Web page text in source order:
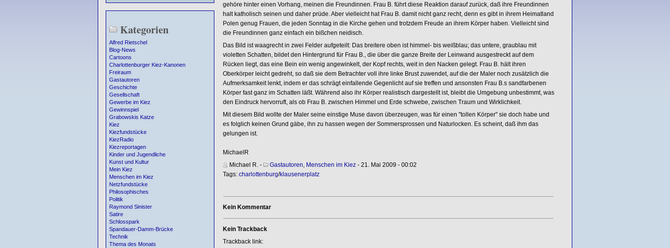
Kategorien
Alfred Rietschel
Blog-News
Cartoons
Charlottenburger Kiez-Kanonen
Freiraum
Gastautoren
Geschichte
Gesellschaft
Gewerbe im Kiez
Gewinnspiel
Grabowskis Katze
Kiez
Kiezfundstücke
KiezRadio
Kiezreportagen
Kinder und Jugendliche
Kunst und Kultur
Mein Kiez
Menschen im Kiez
Netzfundstücke
Philosophisches
Politik
Raymond Sinister
Satire
Schlosspark
Spandauer-Damm-Brücke
Technik
Thema des Monats
gehöre hinter einen Vorhang, meinen die Freundinnen. Frau B. führt diese Reaktion darauf zurück, daß ihre Freundinnen
halt katholisch seinen und daher prüde. Aber vielleicht hat Frau B. damit nicht ganz recht, denn es gibt in ihrem Heimatland
Polen genug Frauen, die jeden Sonntag in die Kirche gehen und trotzdem Freude an ihrem Körper haben. Vielleicht sind
die Freundinnen ganz einfach ein bißchen neidisch.
Das Bild ist waagrecht in zwei Felder aufgeteilt: Das breitere oben ist himmel- bis weißblau; das untere, graublau mit
violetten Schatten, bildet den Hintergrund für Frau B., die über die ganze Breite der Leinwand ausgestreckt auf dem
Rücken liegt, das eine Bein ein wenig angewinkelt, der Kopf rechts, weit in den Nacken gelegt. Frau B. hält ihren
Oberkörper leicht gedreht, so daß sie dem Betrachter voll ihre linke Brust zuwendet, auf die der Maler noch zusätzlich die
Aufmerksamkeit lenkt, indem er das schrägt einfallende Gegenlicht auf sie treffen und ansonsten Frau B.s sandfarbenen
Körper fast ganz im Schatten läßt. Während also ihr Körper realistisch dargestellt ist, bleibt die Umgebung unbestimmt, was
den Eindruck hervorruft, als ob Frau B. zwischen Himmel und Erde schwebe, zwischen Traum und Wirklichkeit.
Mit diesem Bild wollte der Maler seine einstige Muse davon überzeugen, was für einen "tollen Körper" sie doch habe und
es folglich keinen Grund gäbe, ihn zu hassen wegen der Sommersprossen und Naturlocken. Es scheint, daß ihm das
gelungen ist.
MichaelR
Michael R. - Gastautoren Menschen im Kiez- 21. Mai 2009 - 00:02
Tags: charlottenburg/klausenerplatz
Kein Kommentar
Kein Trackback
Trackback link: